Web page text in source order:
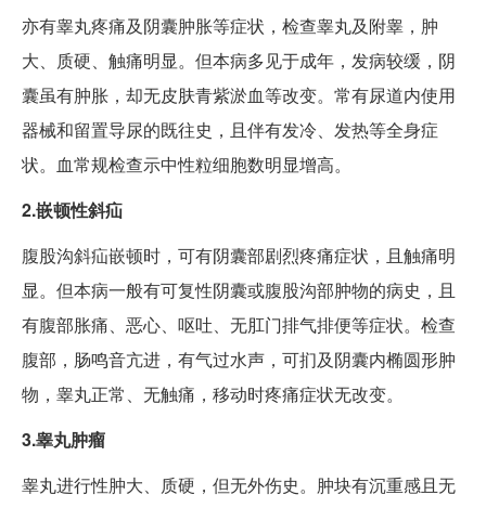
亦有睾丸疼痛及阴囊肿胀等症状，检查睾丸及附睾，肿
大、质硬、触痛明显。但本病多见于成年，发病较缓，阴
囊虽有肿胀，却无皮肤青紫淤血等改变。常有尿道内使用
器械和留置导尿的既往史，且伴有发冷、发热等全身症
状。血常规检查示中性粒细胞数明显增高。
2.嵌顿性斜疝
腹股沟斜疝嵌顿时，可有阴囊部剧烈疼痛症状，且触痛明
显。但本病一般有可复性阴囊或腹股沟部肿物的病史，且
有腹部胀痛、恶心、呕吐、无肛门排气排便等症状。检查
腹部，肠鸣音亢进，有气过水声，可扪及阴囊内椭圆形肿
物，睾丸正常、无触痛，移动时疼痛症状无改变。
3.睾丸肿瘤
睾丸进行性肿大、质硬，但无外伤史。肿块有沉重感且无